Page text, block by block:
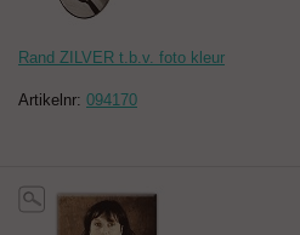
Rand ZILVER t.b.v. foto kleur
Artikelnr: 094170